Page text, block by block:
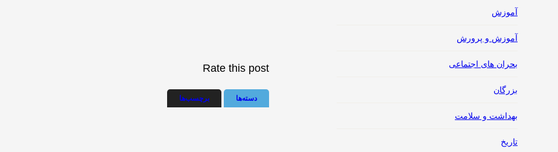
Rate this post
دسته‌ها برچسب‌ها
آموزش
آموزش و پرورش
بحران های اجتماعی
بزرگان
بهداشت و سلامت
تاریخ